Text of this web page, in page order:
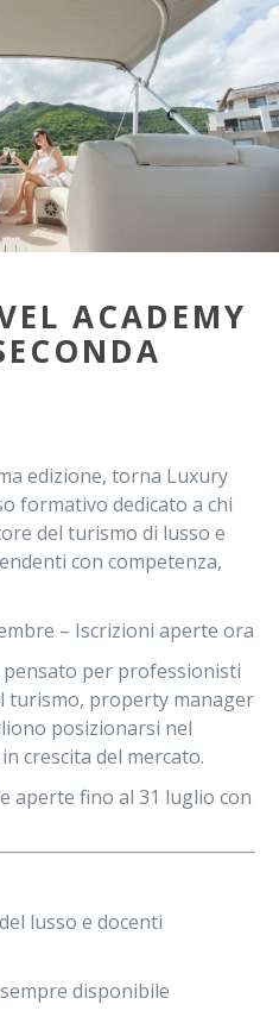
ACADEMY
edizione, torna Luxury
formativo dedicato a chi
del turismo di lusso e
con competenza,
– Iscrizioni aperte ora
per professionisti
turismo, property manager
posizionarsi nel
crescita del mercato.
aperte fino al 31 luglio con
lusso e docenti
sempre disponibile